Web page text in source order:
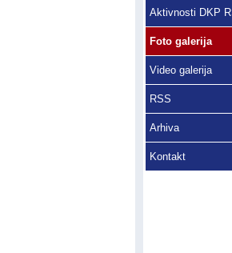
Aktivnosti DKP
Foto galerija
Video galerija
RSS
Arhiva
Kontakt